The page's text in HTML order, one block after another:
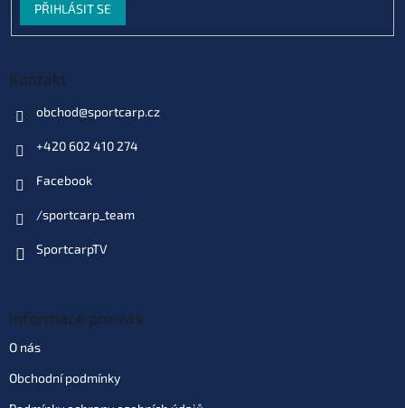
PŘIHLÁSIT SE
Kontakt
obchod@sportcarp.cz
+420 602 410 274
Facebook
/sportcarp_team
SportcarpTV
Informace pro vás
O nás
Obchodní podmínky